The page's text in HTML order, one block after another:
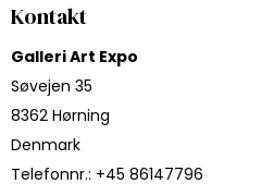
Kontakt
Galleri Art Expo
Søvejen 35
8362 Hørning
Denmark
Telefonnr.: +45 86147796